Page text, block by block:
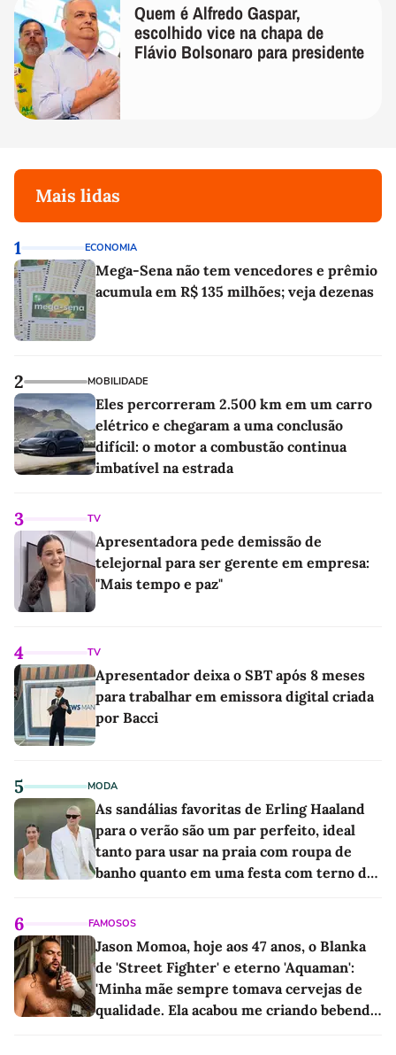
Quem é Alfredo Gaspar,
escolhido vice na chapa de
Flávio Bolsonaro para presidente
Mais lidas
1 ECONOMIA
Mega-Sena não tem vencedores e prêmio
acumula em R$ 135 milhões; veja dezenas
2 MOBILIDADE
Eles percorreram 2.500 km em um carro
elétrico e chegaram a uma conclusão
difícil: o motor a combustão continua
imbatível na estrada
3 TV
Apresentadora pede demissão de
telejornal para ser gerente em empresa:
"Mais tempo e paz"
4 TV
Apresentador deixa o SBT após 8 meses
para trabalhar em emissora digital criada
por Bacci
5 MODA
As sandálias favoritas de Erling Haaland
para o verão são um par perfeito, ideal
tanto para usar na praia com roupa de
banho quanto em uma festa com terno de
6 FAMOSOS
Jason Momoa, hoje aos 47 anos, o Blanka
de 'Street Fighter' e eterno 'Aquaman':
'Minha mãe sempre tomava cervejas de
qualidade. Ela acabou me criando bebendo